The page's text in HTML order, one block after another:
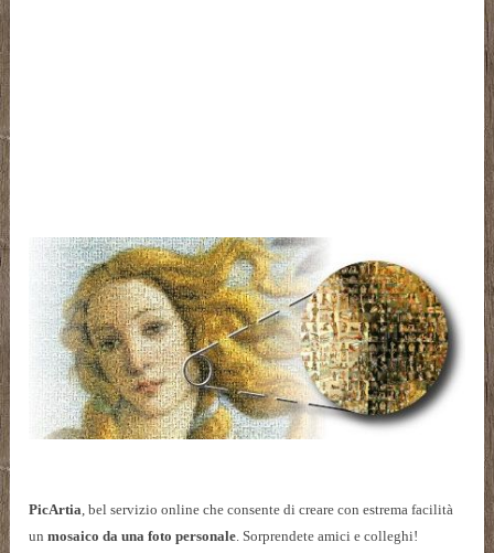
PicArtia, bel servizio online che consente di creare con estrema facilità
unmosaico da unafoto personale. Sorprendete amici e colleghi!